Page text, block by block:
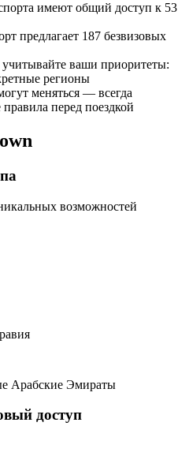
имеют общий доступ к 53
предлагает 187 безвизовых
ваши приоритеты:
регионы
меняться — всегда
перед поездкой
возможностей
Арабские Эмираты
доступ